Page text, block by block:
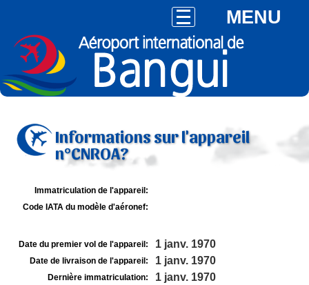
MENU
Informations sur l'appareil
n°CNROA?
Immatriculation de l'appareil:
Code IATA du modèle d'aéronef:
Date du premier vol de l'appareil: 1 janv. 1970
Date de livraison de l'appareil: 1 janv. 1970
Dernière immatriculation: 1 janv. 1970